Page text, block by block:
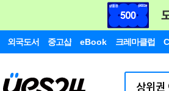
외국도서 중고샵 eBook 크레마클럽